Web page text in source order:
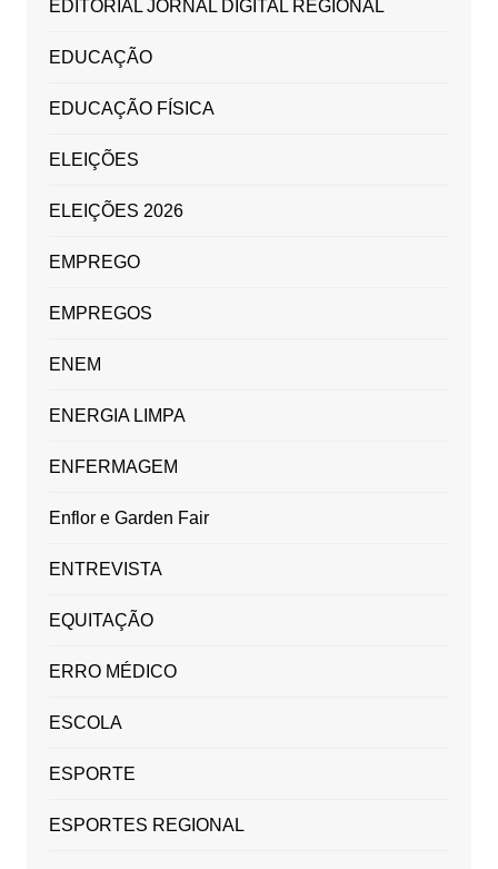
EDITORIAL JORNAL DIGITAL REGIONAL
EDUCAÇÃO
EDUCAÇÃO FÍSICA
ELEIÇÕES
ELEIÇÕES 2026
EMPREGO
EMPREGOS
ENEM
ENERGIA LIMPA
ENFERMAGEM
Enflor e Garden Fair
ENTREVISTA
EQUITAÇÃO
ERRO MÉDICO
ESCOLA
ESPORTE
ESPORTES REGIONAL